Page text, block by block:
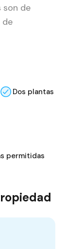
son de
de
Dos plantas
permitidas